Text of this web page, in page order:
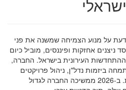
מה חובה לדעת על מנוע הצמיחה שמשנה את פני
ניצנים אחזקות ופיננסים, מוביל כיום
העירונית בישראל. החברה,
ביזמות נדל"ן, ניהול פרויקטים
מגורים ומימון עסקאות מורכבות. ב-2026 ממשיכה החברה לגדול